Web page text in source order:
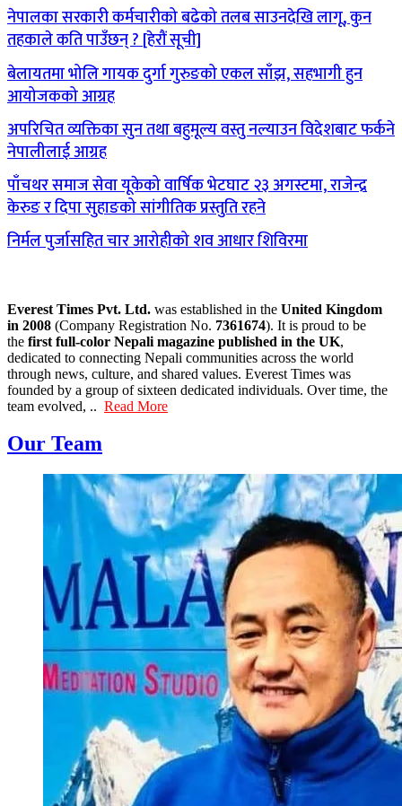
नेपालका सरकारी कर्मचारीको बढेको तलब साउनदेखि लागू, कुन
तहकाले कति पाउँछन् ? [हेरौं सूची]
बेलायतमा भोलि गायक दुर्गा गुरुङको एकल साँझ, सहभागी हुन
आयोजकको आग्रह
अपरिचित व्यक्तिका सुन तथा बहुमूल्य वस्तु नल्याउन विदेशबाट फर्कने
नेपालीलाई आग्रह
पाँचथर समाज सेवा यूकेको वार्षिक भेटघाट २३ अगस्टमा, राजेन्द्र
केरुङ र दिपा सुहाङको सांगीतिक प्रस्तुति रहने
निर्मल पुर्जासहित चार आरोहीको शव आधार शिविरमा
Everest Times Pvt. Ltd. was established in the United Kingdom
in 2008 (Company Registration No. 7361674). It is proud to be
the first full-color Nepali magazine published in the UK,
dedicated to connecting Nepali communities across the world
through news, culture, and shared values. Everest Times was
founded by a group of sixteen dedicated individuals. Over time, the
team evolved, .. Read More
Our Team